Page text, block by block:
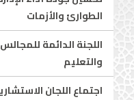
الطوارئ والأزمات
اللجنة الدائمة
والتعليم
اجتماع اللجان